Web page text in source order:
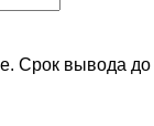
Срок вывода до